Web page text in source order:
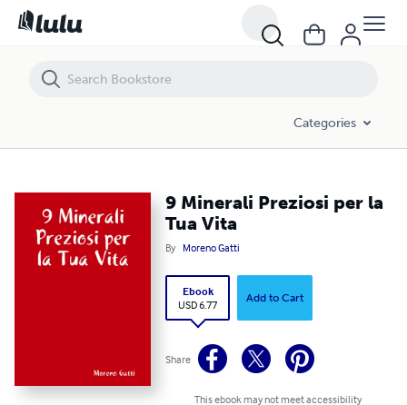
Categories
9 Minerali Preziosi per la
Tua Vita
By Moreno Gatti
Ebook
USD 6.77
Add to Cart
Share
This ebook may not meet accessibility
9 Minerali Preziosi per la Tua Vita